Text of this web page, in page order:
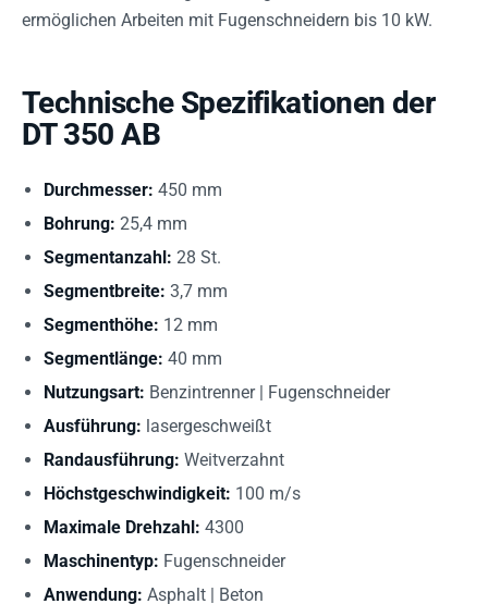
ermöglichen Arbeiten mit Fugenschneidern bis 10 kW.
Technische Spezifikationen der
DT 350 AB
Durchmesser: 450 mm
Bohrung: 25,4 mm
Segmentanzahl: 28 St.
Segmentbreite: 3,7 mm
Segmenthöhe: 12 mm
Segmentlänge: 40 mm
Nutzungsart: Benzintrenner | Fugenschneider
Ausführung: lasergeschweißt
Randausführung: Weitverzahnt
Höchstgeschwindigkeit: 100 m/s
Maximale Drehzahl: 4300
Maschinentyp: Fugenschneider
Anwendung: Asphalt | Beton